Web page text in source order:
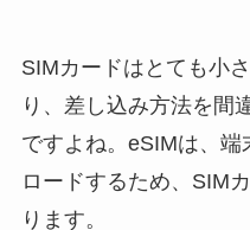
SIMカードはとても小
り、差し込み方法を間
ですよね。eSIMは、
ロードするため、SIM
ります。